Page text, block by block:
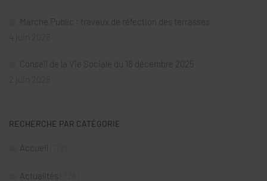
Marché Public : travaux de réfection des terrasses
Conseil de la Vie Sociale du 18 décembre 2025
RECHERCHE PAR CATÉGORIE
Accueil
Actualités